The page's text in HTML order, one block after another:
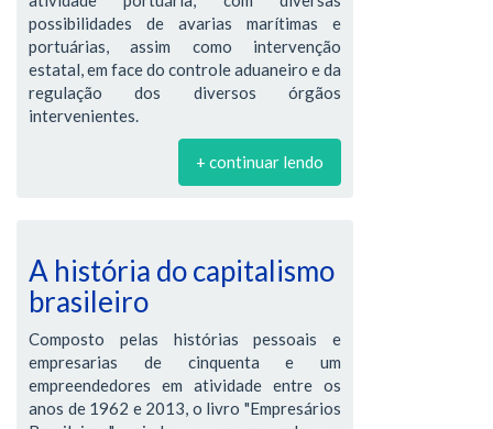
possibilidades de avarias marítimas e
portuárias, assim como intervenção
estatal, em face do controle aduaneiro e da
regulação dos diversos órgãos
intervenientes.
+ continuar lendo
A história do capitalismo
brasileiro
Composto pelas histórias pessoais e
empresarias de cinquenta e um
empreendedores em atividade entre os
anos de 1962 e 2013, o livro "Empresários